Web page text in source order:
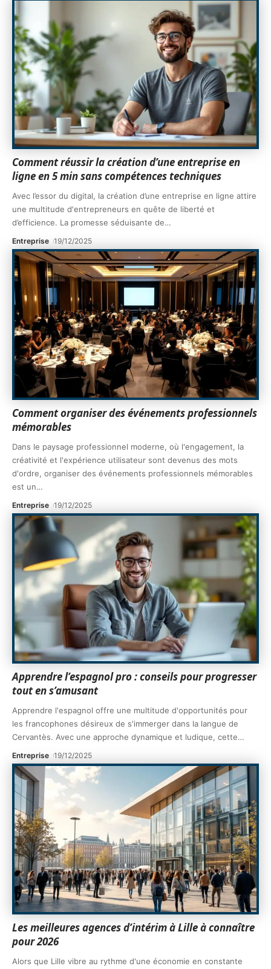
Comment réussir la création d’une entreprise en
ligne en 5 min sans compétences techniques
Avec l’essor du digital, la création d’une entreprise en ligne attire
une multitude d'entrepreneurs en quête de liberté et
d’efficience. La promesse séduisante de…
Entreprise 19/12/2025
Comment organiser des événements professionnels
mémorables
Dans le paysage professionnel moderne, où l'engagement, la
créativité et l'expérience utilisateur sont devenus des mots
d'ordre, organiser des événements professionnels mémorables
est un…
Entreprise 19/12/2025
Apprendre l’espagnol pro : conseils pour progresser
tout en s’amusant
Apprendre l'espagnol offre une multitude d'opportunités pour
les francophones désireux de s'immerger dans la langue de
Cervantès. Avec une approche dynamique et ludique, cette…
Entreprise 19/12/2025
Les meilleures agences d’intérim à Lille à connaître
pour 2026
Alors que Lille vibre au rythme d'une économie en constante